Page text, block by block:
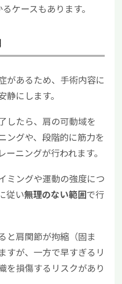
ケースもあります。
があるため、手術内容に
にします。
したら、肩の可動域を
ングや、段階的に筋力を
ニングが行われます。
ミングや運動の強度につ
従い無理のない範囲で行
と肩関節が拘縮（固ま
すが、一方で早すぎるリ
を損傷するリスクがあり